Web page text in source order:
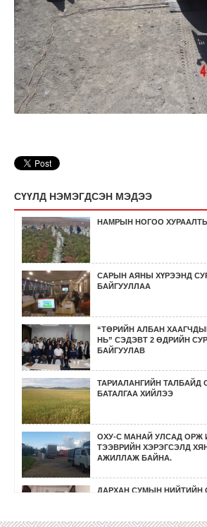
СҮҮЛД НЭМЭГДСЭН МЭДЭЭ
НАМРЫН НОГОО
САРЫН АЯНЫ ХҮРЭЭНД
БАЙГУУЛЛАА
“ТӨРИЙН АЛБАН
НЬ” СЭДЭВТ 2 ӨДРИЙН
БАЙГУУЛАВ
ТАРИАЛАНГИЙН ТАЛБАЙД
БАТАЛГАА ХИЙЛЭЭ
ОХУ-С МАНАЙ УЛСАД ОРЖ
ТЭЭВРИЙН ХЭРЭГСЭЛД
АЖИЛЛАЖ БАЙНА.
ДАРХАН СУМЫН НИЙТИЙН